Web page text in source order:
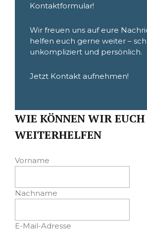
Kontaktformular!
Wir freuen uns auf eure
helfen euch gerne weiter –
unkompliziert und persönlich.
Jetzt Kontakt aufnehmen!
WIE KÖNNEN WIR EUCH
WEITERHELFEN
Vorname
Nachname
E-Mail-Adresse